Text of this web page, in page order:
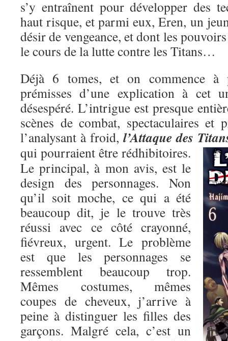
s’y entraînent pour développer des
haut risque, et parmi eux, Eren, un
désir de vengeance, et dont les
le cours de la lutte contre les Titans…
Déjà 6 tomes, et on commence à
prémisses d’une explication à cet
désespéré. L’intrigue est presque
scènes de combat, spectaculaires et
l’analysant à froid, l’Attaque des
qui pourraient être rédhibitoires.
Le principal, à mon avis, est le
design des personnages. Non
qu’il soit moche, ce qui a été
beaucoup dit, je le trouve très
réussi avec ce côté crayonné,
fiévreux, urgent. Le problème
est que les personnages se
ressemblent beaucoup trop.
Mêmes costumes, mêmes
coupes de cheveux, j’arrive à
peine à distinguer les filles des
garçons. Malgré cela, c’est un